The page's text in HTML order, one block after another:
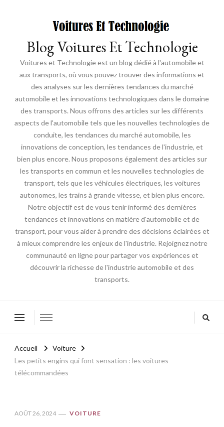
Blog Voitures Et Technologie
Voitures et Technologie est un blog dédié à l'automobile et
aux transports, où vous pouvez trouver des informations et
des analyses sur les dernières tendances du marché
automobile et les innovations technologiques dans le domaine
des transports. Nous offrons des articles sur les différents
aspects de l'automobile tels que les nouvelles technologies de
conduite, les tendances du marché automobile, les
innovations de conception, les tendances de l'industrie, et
bien plus encore. Nous proposons également des articles sur
les transports en commun et les nouvelles technologies de
transport, tels que les véhicules électriques, les voitures
autonomes, les trains à grande vitesse, et bien plus encore.
Notre objectif est de vous tenir informé des dernières
tendances et innovations en matière d'automobile et de
transport, pour vous aider à prendre des décisions éclairées et
à mieux comprendre les enjeux de l'industrie. Rejoignez notre
communauté en ligne pour partager vos expériences et
découvrir la richesse de l'industrie automobile et des
transports.
Accueil
Voiture
Les petits engins qui font sensation : les voitures
télécommandées
AOÛT 26, 2024 VOITURE